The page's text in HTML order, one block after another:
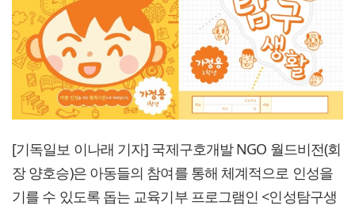
[기독일보 이나래 기자] 국제구호개발 NGO 월드비전(회
장 양호승)은 아동들의 참여를 통해 체계적으로 인성을
기를 수 있도록 돕는 교육기부 프로그램인 <인성탐구생